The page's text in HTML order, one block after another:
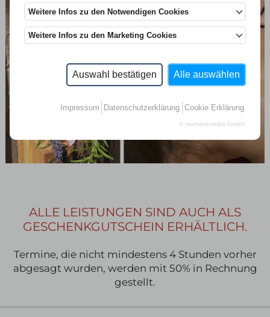
Weitere Infos zu den Notwendigen Cookies
Weitere Infos zu den Marketing Cookies
Auswahl bestätigen Alle auswählen
Impressum Datenschutzerklärung Cookie Erklärung
© raumzeitmedia GmbH
ALLE LEISTUNGEN SIND AUCH ALS
GESCHENKGUTSCHEIN ERHÄLTLICH.
Termine, die nicht mindestens 4 Stunden vorher
abgesagt wurden, werden mit 50% in Rechnung
gestellt.